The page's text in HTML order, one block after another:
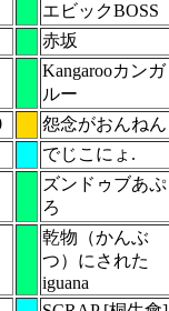
エビックBOSS
赤坂
Kangarooカンガ
ルー
怨念がおんねん
でじこにょ.
ズンドゥブあぷ
ろ
乾物（かんぶ
つ）にされた
iguana